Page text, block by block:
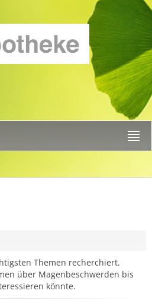
Themen recherchiert.
über Magenbeschwerden bis
könnte.